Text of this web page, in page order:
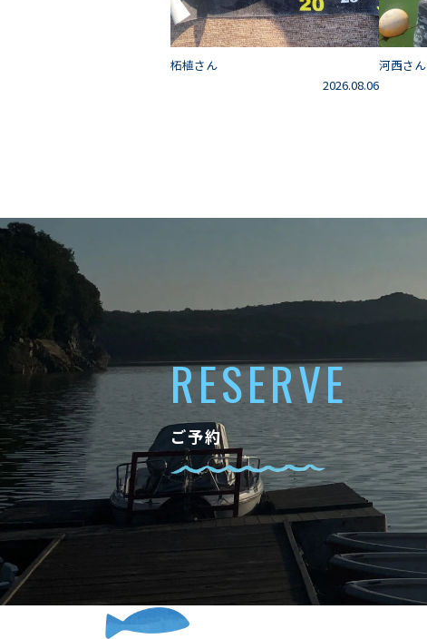
柘植さん
2026.08.06
河西さん
RESERVE
ご予約